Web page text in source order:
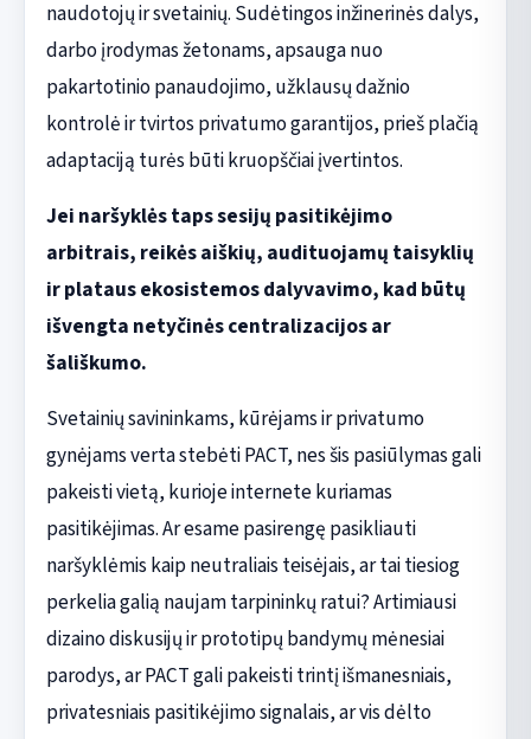
naudotojų ir svetainių. Sudėtingos inžinerinės dalys,
darbo įrodymas žetonams, apsauga nuo
pakartotinio panaudojimo, užklausų dažnio
kontrolė ir tvirtos privatumo garantijos, prieš plačią
adaptaciją turės būti kruopščiai įvertintos.
Jei naršyklės taps sesijų pasitikėjimo
arbitrais, reikės aiškių, audituojamų taisyklių
ir plataus ekosistemos dalyvavimo, kad būtų
išvengta netyčinės centralizacijos ar
šališkumo.
Svetainių savininkams, kūrėjams ir privatumo
gynėjams verta stebėti PACT, nes šis pasiūlymas gali
pakeisti vietą, kurioje internete kuriamas
pasitikėjimas. Ar esame pasirengę pasikliauti
naršyklėmis kaip neutraliais teisėjais, ar tai tiesiog
perkelia galią naujam tarpininkų ratui? Artimiausi
dizaino diskusijų ir prototipų bandymų mėnesiai
parodys, ar PACT gali pakeisti trintį išmanesniais,
privatesniais pasitikėjimo signalais, ar vis dėlto